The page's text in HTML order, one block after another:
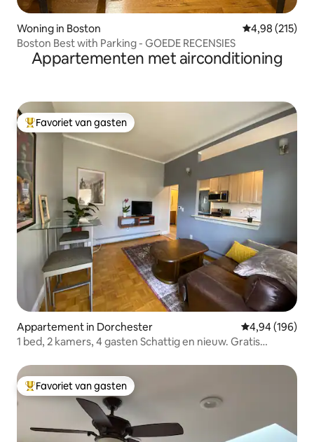
Woning in Boston Gemiddelde
4,98 (215)
Boston Best with Parking - GOEDE RECENSIES
Appartementen met airconditioning
Topfavoriet van gasten
Favoriet van gasten
Appartement in Dorchester Gemiddelde
4,94 (196)
1 bed, 2 kamers, 4 gasten Schattig en nieuw. Gratis
Topfavoriet van gasten
Favoriet van gasten